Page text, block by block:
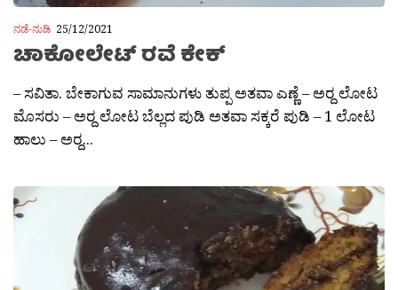
ನಡೆ-ನುಡಿ 25/12/2021
ಚಾಕೋ‍‍ಲೇಟ್ ರವೆ ಕೇಕ್
– ಸವಿತಾ. ಬೇಕಾಗುವ ಸಾಮಾನುಗಳು ತುಪ್ಪ ಅತವಾ ಎಣ್ಣೆ – ಅರ‍್ದ ಲೋಟ
ಮೊಸರು – ಅರ‍್ದ ಲೋಟ ಬೆಲ್ಲದ ಪುಡಿ ಅತವಾ ಸಕ್ಕರೆ ಪುಡಿ – 1 ಲೋಟ
ಹಾಲು – ಅರ‍್ದ...